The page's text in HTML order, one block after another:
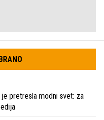
pretresla modni svet: za